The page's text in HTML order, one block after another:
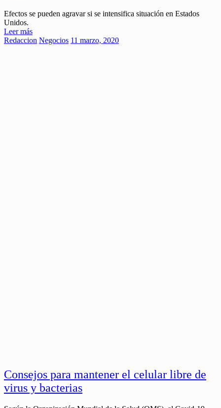
Efectos se pueden agravar si se intensifica situación en Estados
Unidos.
Leer más
Redaccion Negocios 11 marzo, 2020
Consejos para mantener el celular libre de
virus y bacterias